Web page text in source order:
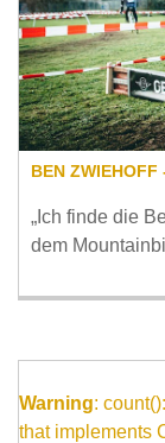
BEN ZWIEHOFF
„Ich finde die
dem
Warning:
that implements